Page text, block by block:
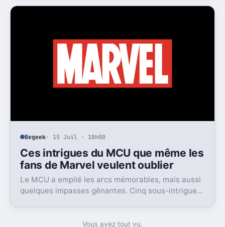
Begeek· 15 Juil · 18h00
Ces intrigues du MCU que même les
fans de Marvel veulent oublier
Le MCU a empilé les arcs mémorables, mais aussi
quelques impasses gênantes. Cinq sous-intrigues